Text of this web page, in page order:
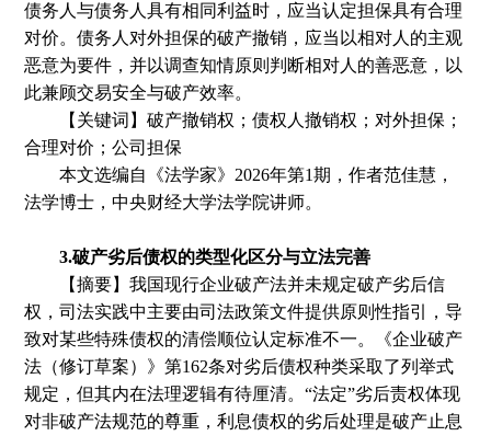
债务人与债务人具有相同利益时，应当认定担保具有合理
对价。债务人对外担保的破产撤销，应当以相对人的主观
恶意为要件，并以调查知情原则判断相对人的善恶意，以
此兼顾交易安全与破产效率。
【关键词】破产撤销权；债权人撤销权；对外担保；
合理对价；公司担保
本文选编自
《法学家》 2026年第1期 ，作者范佳慧 ，
法学博士，中央财经大学法学院讲师。
3.破产劣后债权的类型化区分与立法完善
【摘要】我国现行企业破产法并未规定破产劣后信
权，司法实践中主要由司法政策文件提供原则性指引，导
致对某些特殊债权的清偿顺位认定标准不一。《企业破产
法（修订草案）》第162条对劣后债权种类采取了列举式
规定，但其内在法理逻辑有待厘清。“法定”劣后责权体现
对非破产法规范的尊重，利息债权的劣后处理是破产止息